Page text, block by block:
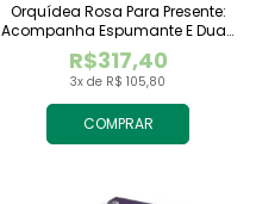
COMPRAR
3x de R$ 105,80
R$317,40
Orquídea Rosa Para Presente:
Acompanha Espumante E Duas
Taças